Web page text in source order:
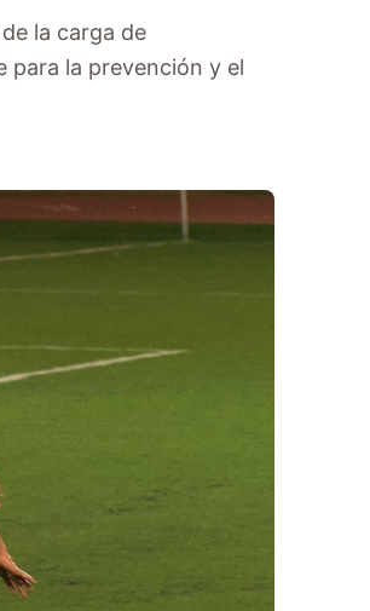
la carga de
para la prevención y el